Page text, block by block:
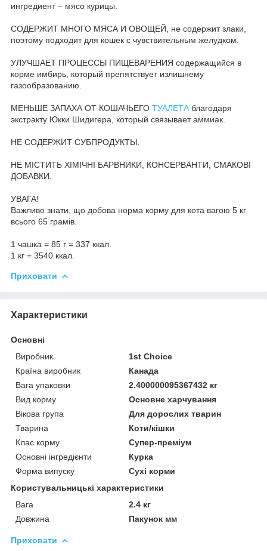
ингредиент – мясо курицы.
СОДЕРЖИТ МНОГО МЯСА И ОВОЩЕЙ, не содержит злаки,
поэтому подходит для кошек с чувствительным желудком.
УЛУЧШАЕТ ПРОЦЕССЫ ПИЩЕВАРЕНИЯ содержащийся в
корме имбирь, который препятствует излишнему
газообразованию.
МЕНЬШЕ ЗАПАХА ОТ КОШАЧЬЕГО ТУАЛЕТА благодаря
экстракту Юкки Шидигера, который связывает аммиак.
НЕ СОДЕРЖИТ СУБПРОДУКТЫ.
НЕ МІСТИТЬ ХІМІЧНІ БАРВНИКИ, КОНСЕРВАНТИ, СМАКОВІ
ДОБАВКИ.
УВАГА!
Важливо знати, що добова норма корму для кота вагою 5 кг
всього 65 грамів.
1 чашка = 85 г = 337 ккал.
1 кг = 3540 ккал.
Приховати
Характеристики
Основні
Виробник
1st Choice
Країна виробник
Канада
Вага упаковки
2.400000095367432 кг
Вид корму
Основне харчування
Вікова група
Для дорослих тварин
Тварина
Коти/кішки
Клас корму
Супер-преміум
Основні інгредієнти
Курка
Форма випуску
Сухі корми
Користувальницькі характеристики
Вага
2.4 кг
Довжина
Пакунок мм
Приховати